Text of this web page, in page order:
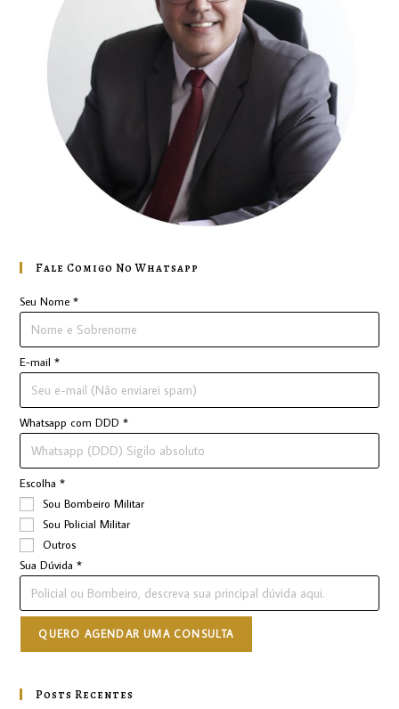
Fale Comigo No Whatsapp
Seu Nome*
E-mail*
Whatsapp com DDD*
Escolha*
Sou Bombeiro Militar
Sou Policial Militar
Outros
Sua Dúvida*
QUERO AGENDAR UMA CONSULTA
Posts Recentes